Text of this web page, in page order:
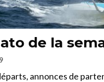
de la
annonces de